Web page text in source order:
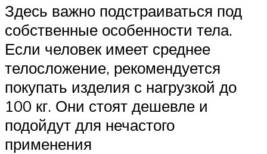
Здесь важно подстраиваться под
собственные особенности тела.
Если человек имеет среднее
телосложение, рекомендуется
покупать изделия с нагрузкой до
100 кг. Они стоят дешевле и
подойдут для нечастого
применения